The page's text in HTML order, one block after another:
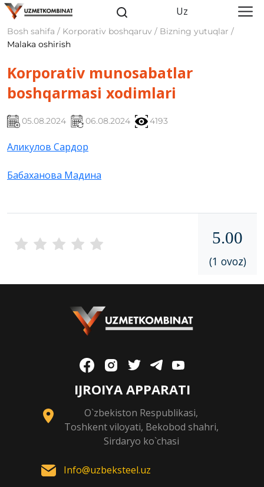
Uz
Bosh sahifa / Korporativ boshqaruv / Bizning yutuqlar /
Malaka oshirish
Korporativ munosabatlar
boshqarmasi xodimlari
05.08.2024 06.08.2024 4193
Аликулов Сардор
Бабаханова Мадина
5.00
(1 ovoz)
IJROIYA APPARATI
O`zbekiston Respublikasi,
Toshkent viloyati, Bekobod shahri,
Sirdaryo ko`chasi
Info@uzbeksteel.uz